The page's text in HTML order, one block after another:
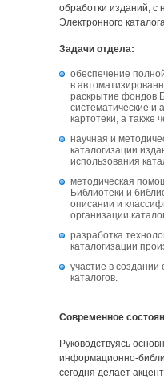
обработки изданий, с
Электронного
Задачи отдела:
обеспечение
в
раскрытие фондов
систематические и
картотеки, а
научная и
каталогизации
использования
методическая
Библиотеки и
описании и
организации
разработка
каталогизации
участие в
каталогов.
Современное
Руководствуясь
информационно-
сегодня делает